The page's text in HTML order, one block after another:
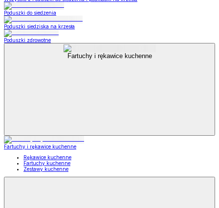
Poduszki do siedzenia
Poduszki siedziska na krzesła
Poduszki zdrowotne
Fartuchy i rękawice kuchenne
Fartuchy i rękawice kuchenne
Rękawice kuchenne
Fartuchy kuchenne
Zestawy kuchenne